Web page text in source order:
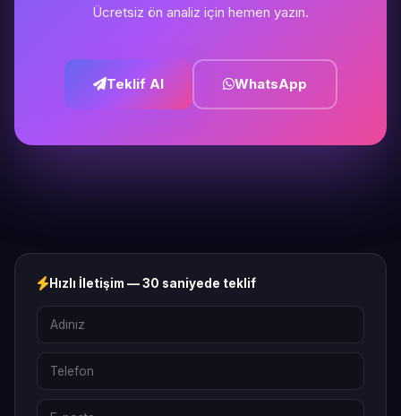
Ücretsiz ön analiz için hemen yazın.
Teklif Al WhatsApp
Hızlı İletişim — 30 saniyede teklif